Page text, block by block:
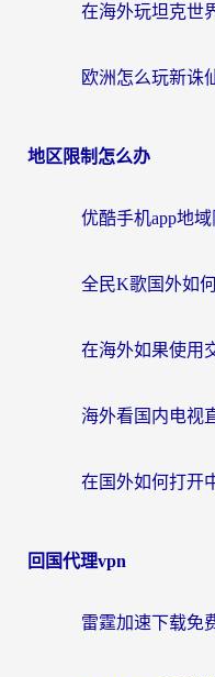
地区限制怎么办
回国代理vpn